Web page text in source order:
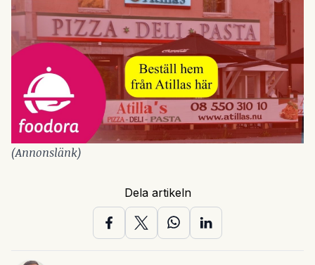
(Annonslänk)
Dela artikeln